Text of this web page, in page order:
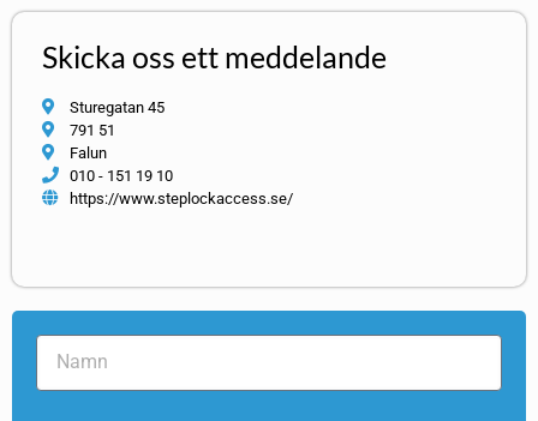
Skicka oss ett meddelande
Sturegatan 45
791 51
Falun
010 - 151 19 10
https://www.steplockaccess.se/